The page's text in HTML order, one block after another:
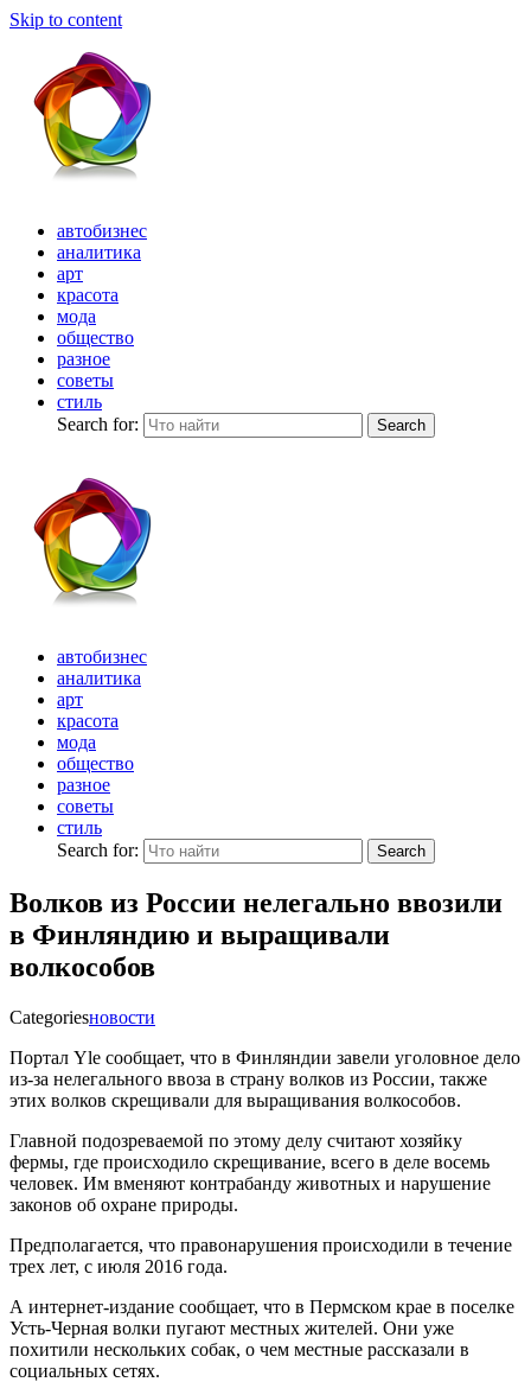
Skip to content
автобизнес
аналитика
арт
красота
мода
общество
разное
советы
стиль
Search for:
Search
автобизнес
аналитика
арт
красота
мода
общество
разное
советы
стиль
Search for:
Search
Волков из России нелегально ввозили
в Финляндию и выращивали
волкособов
Categoriesновости
Портал Yle сообщает, что в Финляндии завели уголовное дело
из-за нелегального ввоза в страну волков из России, также
этих волков скрещивали для выращивания волкособов.
Главной подозреваемой по этому делу считают хозяйку
фермы, где происходило скрещивание, всего в деле восемь
человек. Им вменяют контрабанду животных и нарушение
законов об охране природы.
Предполагается, что правонарушения происходили в течение
трех лет, с июля 2016 года.
А интернет-издание сообщает, что в Пермском крае в поселке
Усть-Черная волки пугают местных жителей. Они уже
похитили нескольких собак, о чем местные рассказали в
социальных сетях.